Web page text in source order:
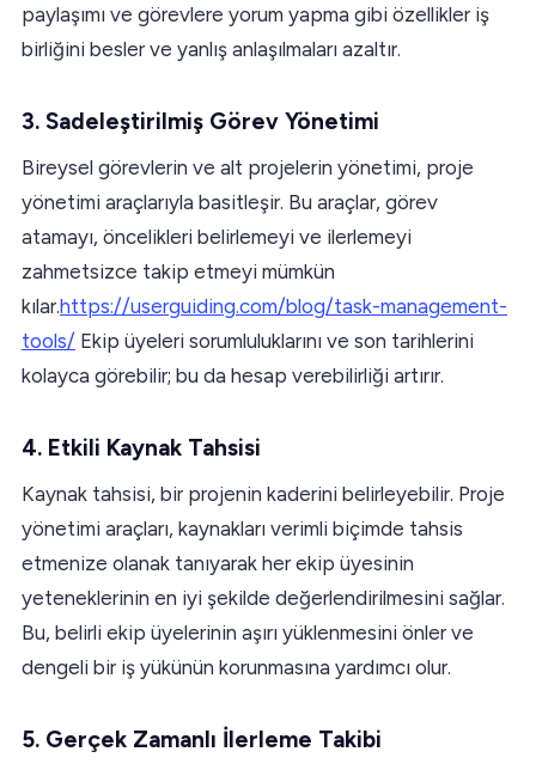
paylaşımı ve görevlere yorum yapma gibi özellikler iş
birliğini besler ve yanlış anlaşılmaları azaltır.
3. Sadeleştirilmiş Görev Yönetimi
Bireysel görevlerin ve alt projelerin yönetimi, proje
yönetimi araçlarıyla basitleşir. Bu araçlar, görev
atamayı, öncelikleri belirlemeyi ve ilerlemeyi
zahmetsizce takip etmeyi mümkün
kılar.https://userguiding.com/blog/task-management-
tools/ Ekip üyeleri sorumluluklarını ve son tarihlerini
kolayca görebilir; bu da hesap verebilirliği artırır.
4. Etkili Kaynak Tahsisi
Kaynak tahsisi, bir projenin kaderini belirleyebilir. Proje
yönetimi araçları, kaynakları verimli biçimde tahsis
etmenize olanak tanıyarak her ekip üyesinin
yeteneklerinin en iyi şekilde değerlendirilmesini sağlar.
Bu, belirli ekip üyelerinin aşırı yüklenmesini önler ve
dengeli bir iş yükünün korunmasına yardımcı olur.
5. Gerçek Zamanlı İlerleme Takibi